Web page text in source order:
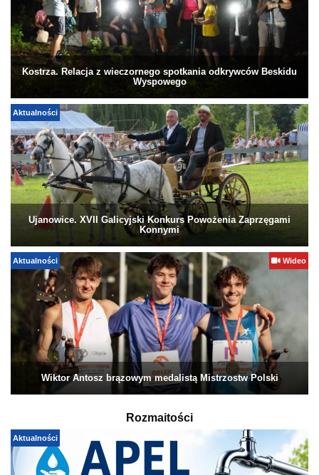
Kostrza. Relacja z wieczornego spotkania odkrywców Beskidu
Wyspowego
Aktualności
Ujanowice. XVII Galicyjski Konkurs Powożenia Zaprzęgami
Konnymi
Aktualności Wideo
Wiktor Antosz brązowym medalistą Mistrzostw Polski
Rozmaitości
Aktualności